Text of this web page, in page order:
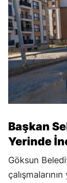
Başkan
Yerinde
Göksun